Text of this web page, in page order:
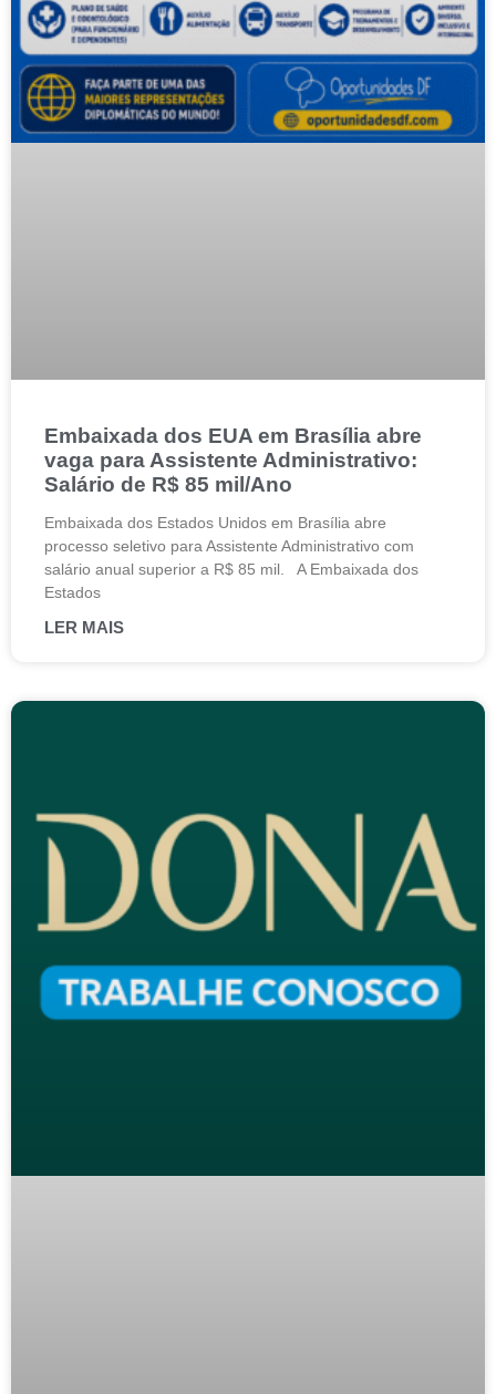
Embaixada dos EUA em Brasília abre
vaga para Assistente Administrativo:
Salário de R$ 85 mil/Ano
Embaixada dos Estados Unidos em Brasília abre
processo seletivo para Assistente Administrativo com
salário anual superior a R$ 85 mil. A Embaixada dos
Estados
LER MAIS